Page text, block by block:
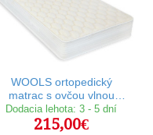
WOOLS ortopedický
matrac s ovčou vlnou
80x200 cm
Dodacia lehota: 3 - 5 dní
215,00€